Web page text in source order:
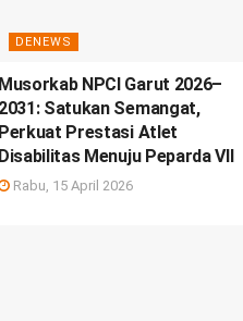
DENEWS
Musorkab NPCI Garut 2026–
2031: Satukan Semangat,
Perkuat Prestasi Atlet
Disabilitas Menuju Peparda VII
Rabu, 15 April 2026